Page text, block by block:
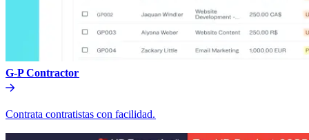
G-P Contractor​​
Contrata contratistas con facilidad.​​